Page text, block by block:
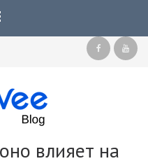
влияет на